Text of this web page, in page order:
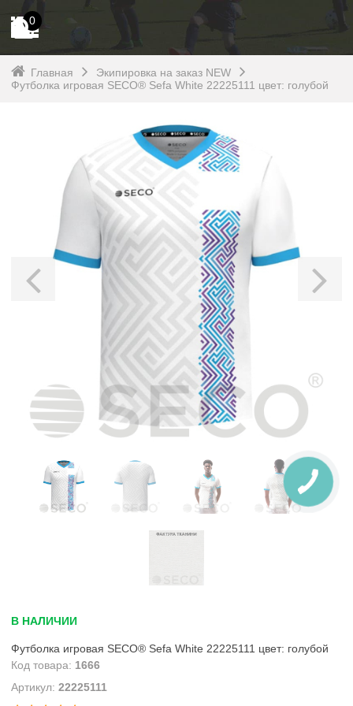
0
Главная
Экипировка на заказ NEW
Футболка игровая SECO® Sefa White 22225111 цвет: голубой
В НАЛИЧИИ
Футболка игровая SECO® Sefa White 22225111 цвет: голубой
1666
22225111